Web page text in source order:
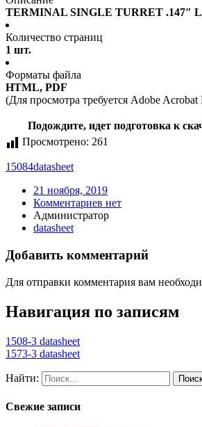
TERMINAL SINGLE TURRET .147″ L
Количество страниц
1 шт.
Форматы файла
HTML, PDF
(Для просмотра требуется Adobe Acrobat
Подождите, идет подготовка к
Просмотрено: 261
15084datasheet
21 ноября, 2019
Комментариев нет
Администратор
datasheet
Добавить комментарий
Для отправки комментария вам
Навигация по записям
1508-3 datasheet
1573-3 datasheet
Найти:
Свежие записи